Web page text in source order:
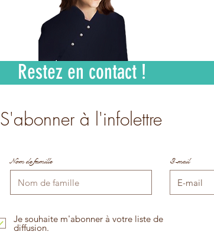
Restez en contact !
S'abonner à l'infolettre
Nom de famille E-mail
Je souhaite m'abonner à votre liste de
diffusion.